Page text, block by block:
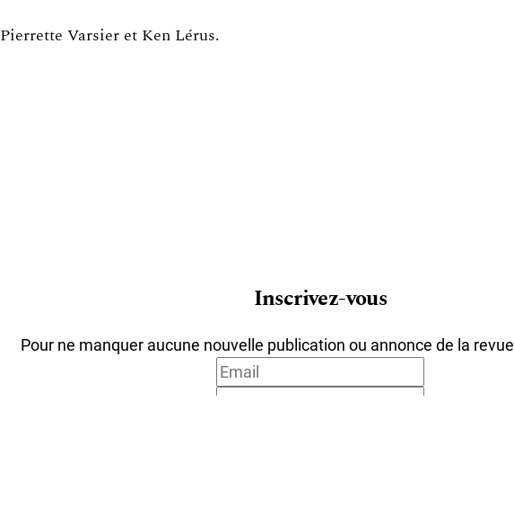
Pierrette Varsier et Ken Lérus.
Inscrivez-vous
Pour ne manquer aucune nouvelle publication ou annonce de la